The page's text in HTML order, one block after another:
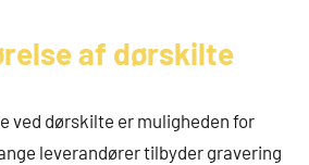
af dørskilte
ved dørskilte er muligheden for
leverandører tilbyder gravering